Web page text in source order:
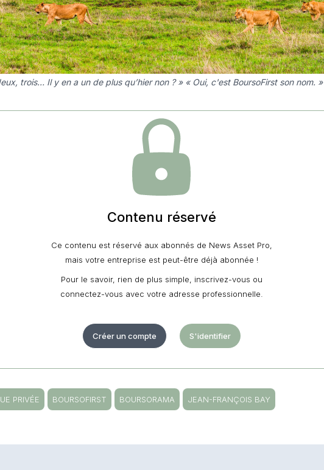
trois… Il y en a un de plus qu’hier non ? » « Oui, c'est BoursoFirst son nom. »
Contenu réservé
Ce contenu est réservé aux abonnés de News Asset Pro,
mais votre entreprise est peut-être déjà abonnée !
Pour le savoir, rien de plus simple, inscrivez-vous ou
connectez-vous avec votre adresse professionnelle.
Créer un compte S'identifier
PRIVÉE BOURSOFIRST BOURSORAMA JEAN-FRANÇOIS BAY